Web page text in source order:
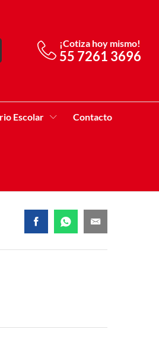
¡Cotiza hoy mismo!
55 7261 3696
Escolar Contacto